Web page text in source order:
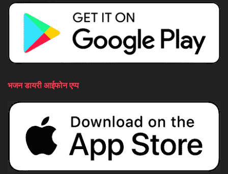
भजन डायरी आईफोन एप्प